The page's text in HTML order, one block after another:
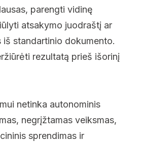
parengti vidinę
atsakymo juodraštį ar
iš standartinio dokumento.
rezultatą prieš išorinį
netinka autonominis
negrįžtamas veiksmas,
sprendimas ir